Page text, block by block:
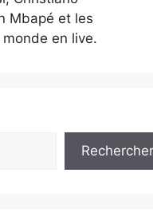
Mbapé et les
en live.
Rechercher